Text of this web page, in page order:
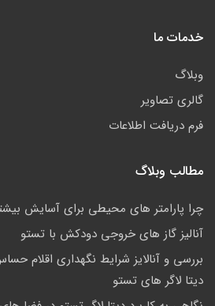
خدمات ما
وبلاگ
گالری تصاویر
فرم دریافت اطلاعات
مطالب وبلاگ
چرا پارامتر های محیطی برای آسایش
آنالیز گاز های خروجی دودکش با تستو
بررسی و آنالایز شرایط نگهداری اقلام
دیتا لاگر های تستو